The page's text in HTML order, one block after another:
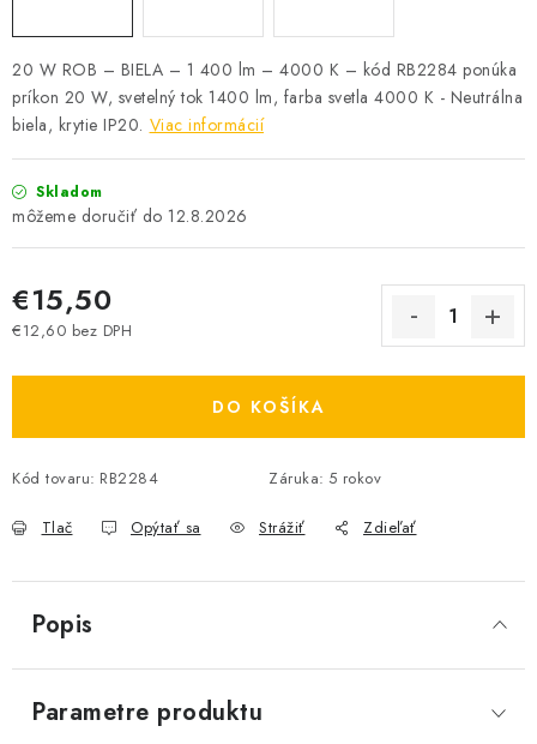
O NÁS - MEGALED & JANTON ZÁKAMENNÉ
Reklamácie a formulár na odstúpenie od zmluvy
Obchodné podmienky
Podmienky ochrany osobných údajov
Zľavy pre profíkov
Hodnotenie obchodu
20 W ROB – BIELA – 1 400 lm – 4000 K – kód RB2284 ponúka
príkon 20 W, svetelný tok 1400 lm, farba svetla 4000 K - Neutrálna
biela, krytie IP20. Viac informácií
Skladom
12.8.2026
€15,50
€12,60 bez DPH
DO KOŠÍKA
Kód tovaru: RB2284 Záruka: 5 rokov
Tlač Opýtať sa Strážiť Zdieľať
Popis
Parametre produktu